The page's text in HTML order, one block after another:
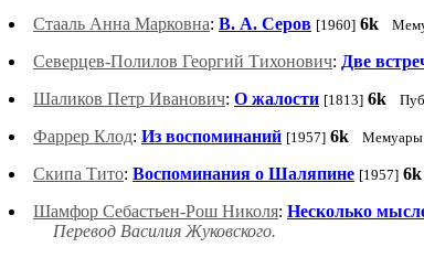
Стааль Анна Марковна: В. А. Серов [1960] 6k
Северцев-Полилов Георгий Тихонович: Две
Шаликов Петр Иванович: О жалости [1813] 6k
Фаррер Клод: Из воспоминаний [1957] 6k Мемуары
Скипа Тито: Воспоминания о Шаляпине [1957] 6k
Шамфор Себастьен-Рош Николя: Несколько
Перевод Василия Жуковского.